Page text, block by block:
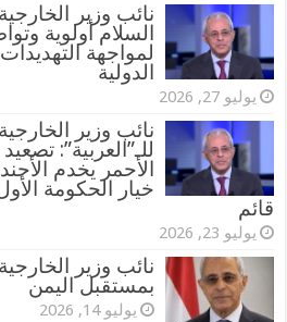
نائب وزير
السلام أولوية
لمواجهة
الدولية
يوليو 27, 2026
نائب وزير
للـ”العربية”:
الأحمر يخدم
خيار الحكومة
قائم
يوليو 23, 2026
نائب وزير
بمستقبل اليمن
يوليو 14, 2026